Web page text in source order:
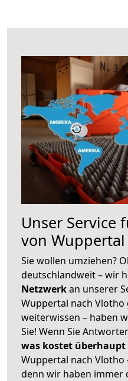
Unser Service
von
Sie wollen umziehen?
deutschlandweit – wir
Netzwerkan unserer
Wuppertal nach Vlotho
weiterwissen – haben
Sie! Wenn Sie
was kostet überhaupt
Wuppertal nach Vlotho
denn wir haben immer